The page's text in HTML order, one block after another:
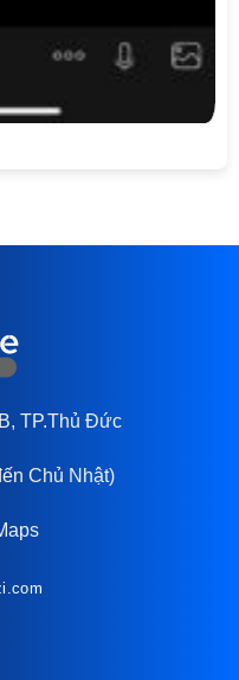
TP.Thủ Đức
Chủ Nhật)